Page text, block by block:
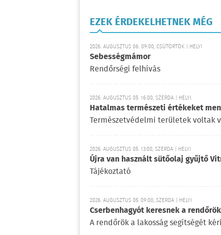
EZEK ÉRDEKELHETNEK MÉG
2026. AUGUSZTUS 06. 09:00, CSÜTÖRTÖK | HELYI
Sebességmámor
Rendőrségi felhívás
2026. AUGUSZTUS 05. 16:00, SZERDA | HELYI
Hatalmas természeti értékeket
Természetvédelmi területek voltak
2026. AUGUSZTUS 05. 13:00, SZERDA | HELYI
Újra van használt sütőolaj gyűjtő
Tájékoztató
2026. AUGUSZTUS 05. 09:00, SZERDA | HELYI
Cserbenhagyót keresnek a rendőrök
A rendőrök a lakosság segítségét